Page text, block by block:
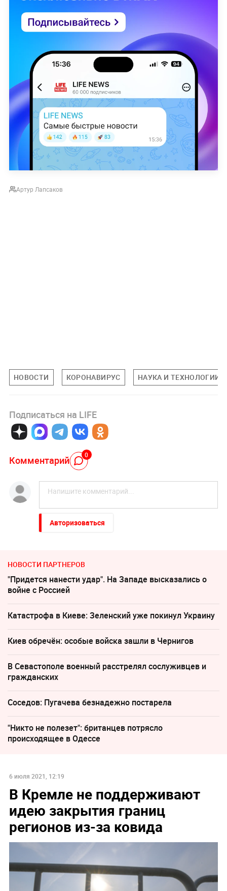
Артур Лапсаков
НОВОСТИ КОРОНАВИРУС НАУКА И ТЕХНОЛОГИИ
Подписаться на LIFE
Комментарий 0
Авторизоваться
НОВОСТИ ПАРТНЕРОВ
"Придется нанести удар". На Западе высказались о
войне с Россией
Катастрофа в Киеве: Зеленский уже покинул Украину
Киев обречён: особые войска зашли в Чернигов
В Севастополе военный расстрелял сослуживцев и
гражданских
Соседов: Пугачева безнадежно постарела
"Никто не полезет": британцев потрясло
происходящее в Одессе
6 июля 2021, 12:19
В Кремле не поддерживают
идею закрытия границ
регионов из-за ковида